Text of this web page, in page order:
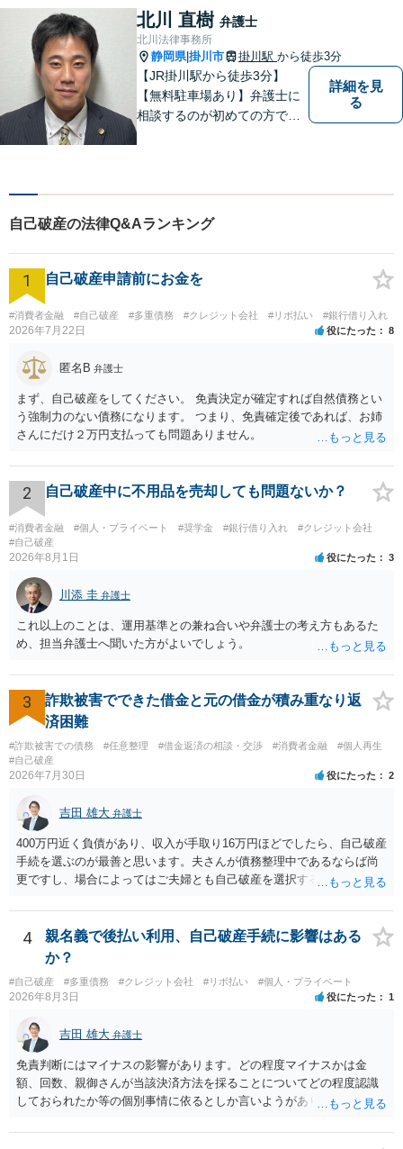
す。一人で悩まずご相談くだ
さい【駐車場あり】
北川 直樹 弁護士
北川法律事務所
静岡県|掛川市 掛川駅 から徒歩3分
【JR掛川駅から徒歩3分】
【無料駐車場あり】弁護士に
相談するのが初めての方でも
には、可能な限り早く解決に
至るよう迅速に対応いたしま
す。まずはお気軽にご相談く
ださい。
詳細を見
る
自己破産の法律Q&Aランキング
1 自己破産申請前にお金を
#消費者金融 #自己破産 #多重債務 #クレジット会社 #リボ払い #銀行借り入れ
2026年7月22日 役にたった 8
匿名B 弁護士
まず、自己破産をしてください。 免責決定が確定すれば自然債務とい
う強制力のない債務になります。 つまり、免責確定後であれば、お姉
さんにだけ２万円支払っても問題ありません。
2 自己破産中に不用品を売却しても問題ないか？
#消費者金融 #個人・プライベート #奨学金 #銀行借り入れ
#クレジット会社
#自己破産
2026年8月1日 役にたった 3
川添 圭 弁護士
これ以上のことは、運用基準との兼ね合いや弁護士の考え方もあるた
め、担当弁護士へ聞いた方がよいでしょう。
3
詐欺被害でできた借金と元の借金が積み重なり返
済困難
#詐欺被害での債務 #任意整理 #借金返済の相談・交渉 #消費者金融
#個人再生
#自己破産
2026年7月30日 役にたった 2
吉田 雄大 弁護士
400万円近く負債があり、収入が手取り16万円ほどでしたら、自己破産
手続を選ぶのが最善と思います。夫さんが債務整理中であるならば尚
更ですし、場合によってはご夫婦とも自己破産を選択する方法もある
4
親名義で後払い利用、自己破産手続に影響はある
か？
#自己破産 #多重債務 #クレジット会社 #リボ払い #個人・プライベート
2026年8月3日 役にたった 1
吉田 雄大 弁護士
免責判断にはマイナスの影響があります。どの程度マイナスかは金
額、回数、親御さんが当該決済方法を採ることについてどの程度認識
しておられたか等の個別事情に依るとしか言いようがありません。 と
なって相談し、善後策を考えることをお勧めします。